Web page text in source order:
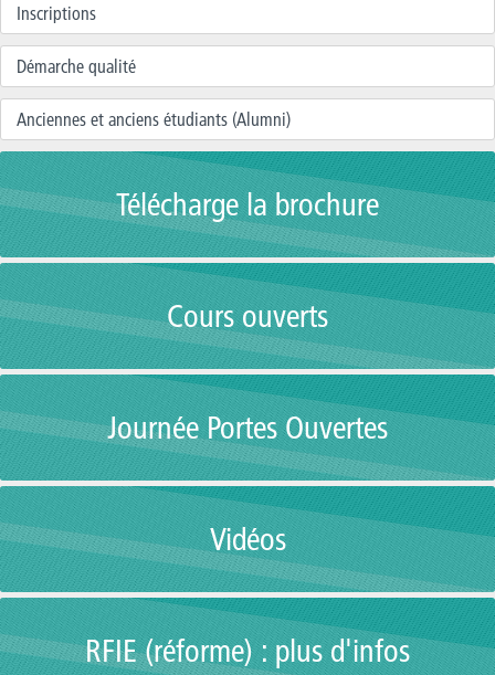
Inscriptions
Démarche qualité
Anciennes et anciens étudiants (Alumni)
Télécharge la brochure
Cours ouverts
Journée Portes Ouvertes
Vidéos
RFIE (réforme) : plus d'infos